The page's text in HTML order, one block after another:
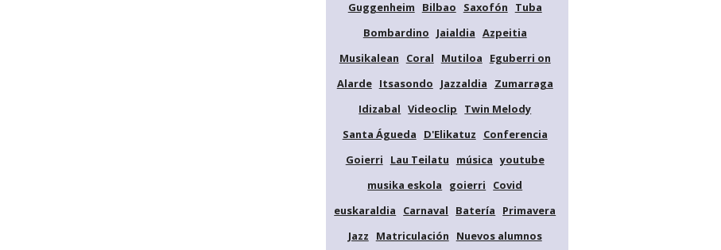
Guggenheim
Bilbao Saxofón
Tuba
Bombardino
Jaialdia Azpeitia
Musikalean
Coral Mutiloa
Eguberri on
Alarde Itsasondo Jazzaldia
Zumarraga
Idizabal Videoclip
Twin Melody
Santa Águeda
D'Elikatuz
Conferencia
Goierri
Lau Teilatu música youtube
musika eskola
goierri
Covid
euskaraldia
Carnaval Batería
Primavera
Jazz
Matriculación
Nuevos alumnos